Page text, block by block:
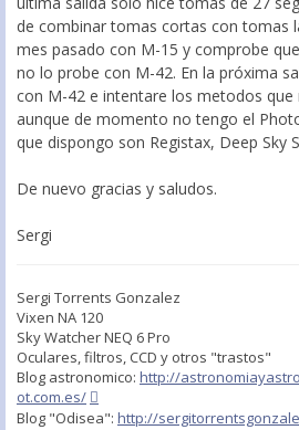
de combinar tomas cortas con tomas
mes pasado con M-15 y comprobe
no lo probe con M-42. En la próxima
con M-42 e intentare los metodos que
aunque de momento no tengo el
que dispongo son Registax, Deep Sky
De nuevo gracias y saludos.
Sergi
Sergi Torrents Gonzalez
Vixen NA 120
Sky Watcher NEQ 6 Pro
Oculares, filtros, CCD y otros "trastos"
Blog astronomico: http://
ot.com.es/
Blog "Odisea": http://